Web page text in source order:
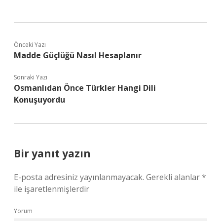
Önceki Yazı
Madde Güçlüğü Nasıl Hesaplanır
Sonraki Yazı
Osmanlıdan Önce Türkler Hangi Dili
Konuşuyordu
Bir yanıt yazın
E-posta adresiniz yayınlanmayacak. Gerekli alanlar*
ile işaretlenmişlerdir
Yorum